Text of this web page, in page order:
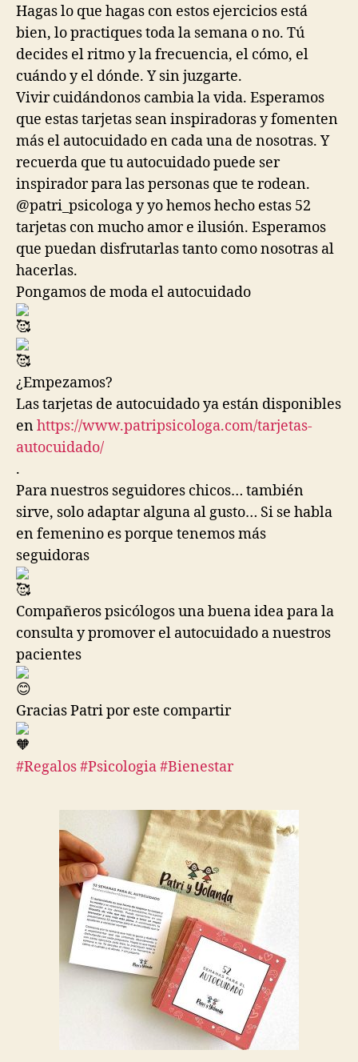
Hagas lo que hagas con estos ejercicios está
bien, lo practiques toda la semana o no. Tú
decides el ritmo y la frecuencia, el cómo, el
cuándo y el dónde. Y sin juzgarte.
Vivir cuidándonos cambia la vida. Esperamos
que estas tarjetas sean inspiradoras y fomenten
más el autocuidado en cada una de nosotras. Y
recuerda que tu autocuidado puede ser
inspirador para las personas que te rodean.
@patri_psicologa y yo hemos hecho estas 52
tarjetas con mucho amor e ilusión. Esperamos
que puedan disfrutarlas tanto como nosotras al
hacerlas.
Pongamos de moda el autocuidado
¿Empezamos?
Las tarjetas de autocuidado ya están disponibles
enhttps://www.patripsicologa.com/tarjetas-
autocuidado/
.
Para nuestros seguidores chicos… también
sirve, solo adaptar alguna al gusto… Si se habla
en femenino es porque tenemos más
seguidoras
Compañeros psicólogos una buena idea para la
consulta y promover el autocuidado a nuestros
pacientes
Gracias Patri por este compartir
#Regalos#Psicologia#Bienestar